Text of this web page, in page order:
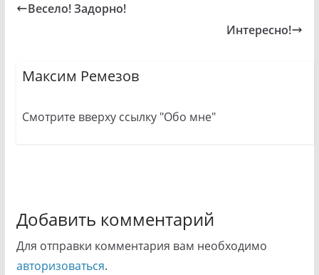
Весело! Задорно!
Интересно!
Максим Ремезов
Смотрите вверху ссылку "Обо мне"
Добавить комментарий
Для отправки комментария вам необходимо
авторизоваться.